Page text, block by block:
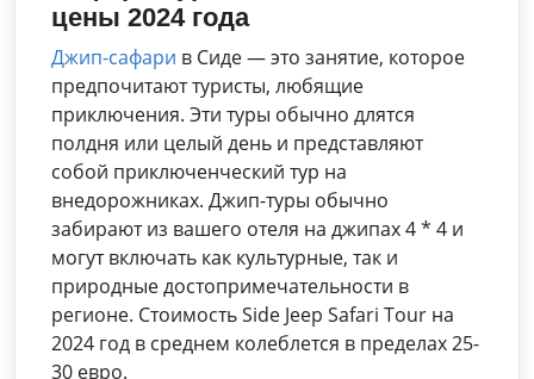
цены 2024 года
Джип-сафари в Сиде — это занятие, которое
предпочитают туристы, любящие
приключения. Эти туры обычно длятся
полдня или целый день и представляют
собой приключенческий тур на
внедорожниках. Джип-туры обычно
забирают из вашего отеля на джипах 4 * 4 и
могут включать как культурные, так и
природные достопримечательности в
регионе. Стоимость Side Jeep Safari Tour на
2024 год в среднем колеблется в пределах 25-
30 евро.